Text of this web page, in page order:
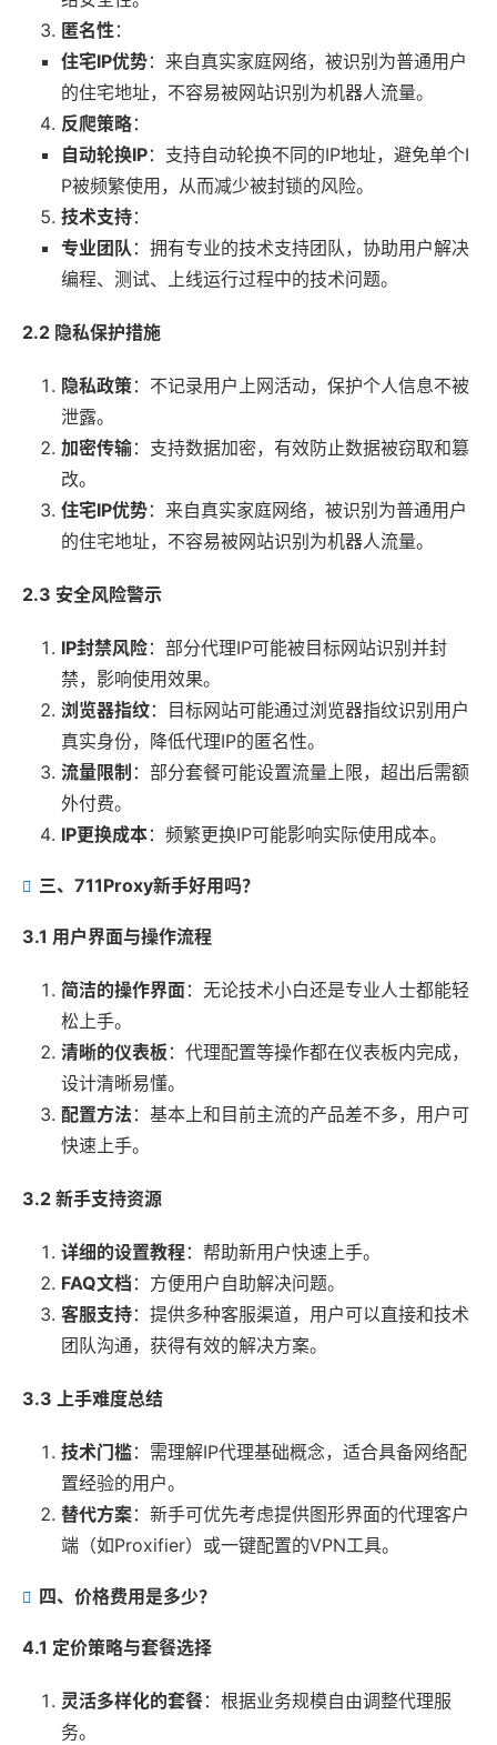
匿名性：
住宅IP优势：来自真实家庭网络，被识别为普通用户
的住宅地址，不容易被网站识别为机器人流量。
反爬策略：
自动轮换IP：支持自动轮换不同的IP地址，避免单个I
P被频繁使用，从而减少被封锁的风险。
技术支持：
专业团队 ：拥有专业的技术支持团队，协助用户解决
编程、测试、上线运行过程中的技术问题。
2.2 隐私保护措施
隐私政策：不记录用户上网活动，保护个人信息不被
泄露。
加密传输：支持数据加密，有效防止数据被窃取和篡
改。
住宅IP优势：来自真实家庭网络，被识别为普通用户
的住宅地址，不容易被网站识别为机器人流量。
2.3 安全风险警示
IP封禁风险：部分代理IP可能被目标网站识别并封
禁，影响使用效果。
浏览器指纹：目标网站可能通过浏览器指纹识别用户
真实身份，降低代理IP的匿名性。
流量限制 ：部分套餐可能设置流量上限，超出后需额
外付费。
IP更换成本：频繁更换IP可能影响实际使用成本。
三、711Proxy新手好用吗？
3.1 用户界面与操作流程
简洁的操作界面：无论技术小白还是专业人士都能轻
松上手。
清晰的仪表板 ：代理配置等操作都在仪表板内完成，
设计清晰易懂。
配置方法 ：基本上和目前主流的产品差不多，用户可
快速上手。
3.2 新手支持资源
详细的设置教程：帮助新用户快速上手。
FAQ文档 ：方便用户自助解决问题。
客服支持：提供多种客服渠道，用户可以直接和技术
团队沟通，获得有效的解决方案。
3.3 上手难度总结
技术门槛：需理解IP代理基础概念，适合具备网络配
置经验的用户。
替代方案：新手可优先考虑提供图形界面的代理客户
端（如Proxifier）或一键配置的VPN工具。
四、价格费用是多少？
4.1 定价策略与套餐选择
灵活多样化的套餐：根据业务规模自由调整代理服
务。